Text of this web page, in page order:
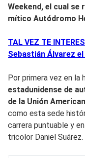
Weekend, el cual se
mítico Autódromo
TAL VEZ TE
Sebastián Álvarez
Por primera vez en la
estadunidense de
de la Unión
como esta sede
carrera puntuable y
tricolor Daniel Suárez.